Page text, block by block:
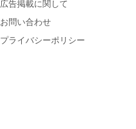
広告掲載に関して
お問い合わせ
プライバシーポリシー